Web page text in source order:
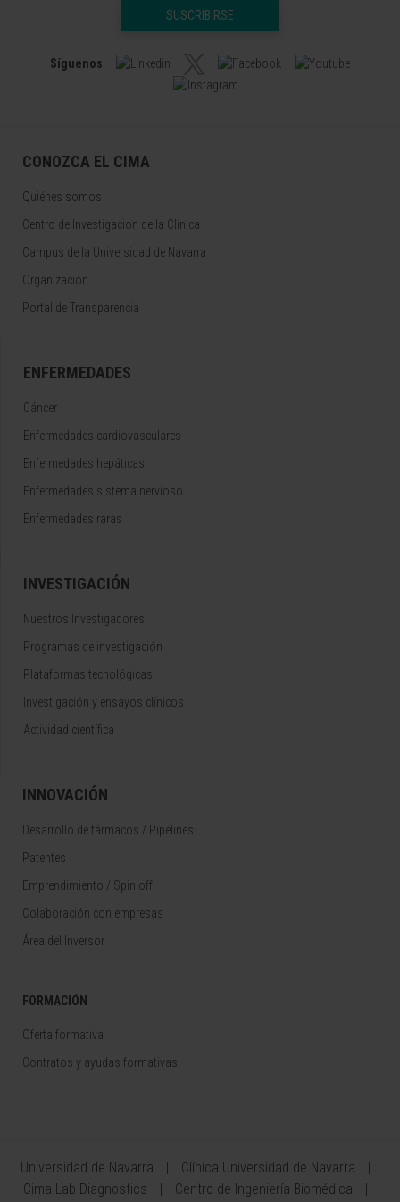
SUSCRIBIRSE
Síguenos
CONOZCA EL CIMA
Quiénes somos
Centro de Investigacion de la Clínica
Campus de la Universidad de Navarra
Organización
Portal de Transparencia
ENFERMEDADES
Cáncer
Enfermedades cardiovasculares
Enfermedades hepáticas
Enfermedades sistema nervioso
Enfermedades raras
INVESTIGACIÓN
Nuestros Investigadores
Programas de investigación
Plataformas tecnológicas
Investigación y ensayos clínicos
Actividad científica
INNOVACIÓN
Desarrollo de fármacos / Pipelines
Patentes
Emprendimiento / Spin off
Colaboración con empresas
Área del Inversor
FORMACIÓN
Oferta formativa
Contratos y ayudas formativas
Universidad de Navarra
Clínica Universidad de Navarra
Cima Lab Diagnostics
Centro de Ingeniería Biomédica